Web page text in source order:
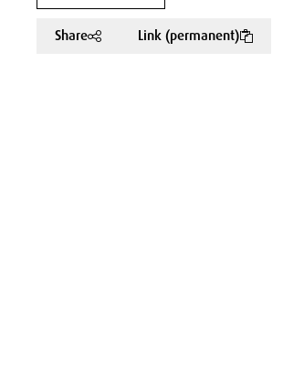
Share Link (permanent)